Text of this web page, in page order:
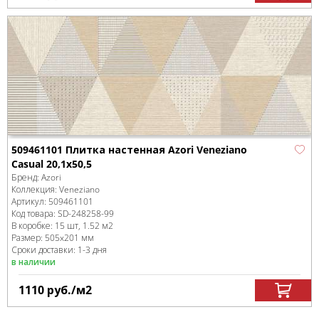
509461101 Плитка настенная Azori Veneziano
Casual 20,1x50,5
Бренд: Azori
Коллекция: Veneziano
Артикул: 509461101
Код товара: SD-248258-99
В коробке: 15 шт, 1.52 м2
Размер: 505x201 мм
Сроки доставки: 1-3 дня
в наличии
1110 руб./м2